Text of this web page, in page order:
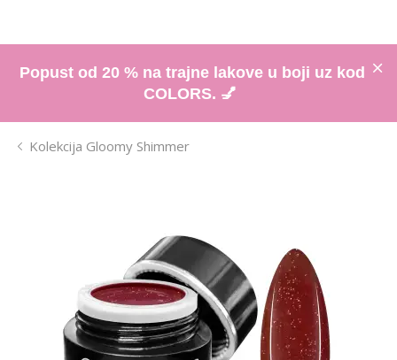
Popust od 20 % na trajne lakove u boji uz kod
COLORS. 💅
Kolekcija Gloomy Shimmer